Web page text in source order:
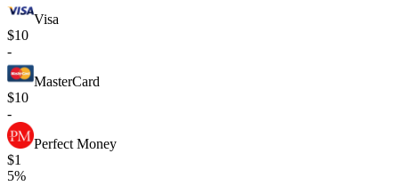
Visa
$10
-
MasterCard
$10
-
Perfect Money
$1
5%